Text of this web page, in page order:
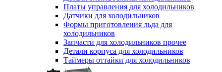
Платы управления для холодильников
Датчики для холодильников
Формы приготовления льда для
холодильников
Запчасти для холодильников прочее
Детали корпуса для холодильников
Таймеры оттайки для холодильников